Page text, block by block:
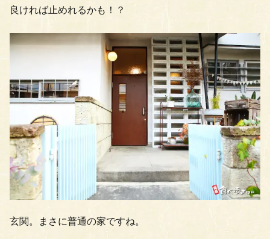
良ければ止めれるかも！？
玄関。まさに普通の家ですね。